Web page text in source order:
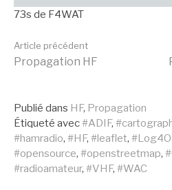
73s de F4WAT
Lire
la
suite
Article précédent
Propagation HF
Publié dans HF, Propagation
Étiqueté avec#ADIF,
#hamradio, #HF, #leaflet,
#opensource, #openstreetmap,
#radioamateur, #VHF, #WAC